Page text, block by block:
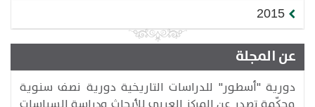
2015
عن المجلة
دورية "أسطور" للدراسات التاريخية دورية نصف سنوية